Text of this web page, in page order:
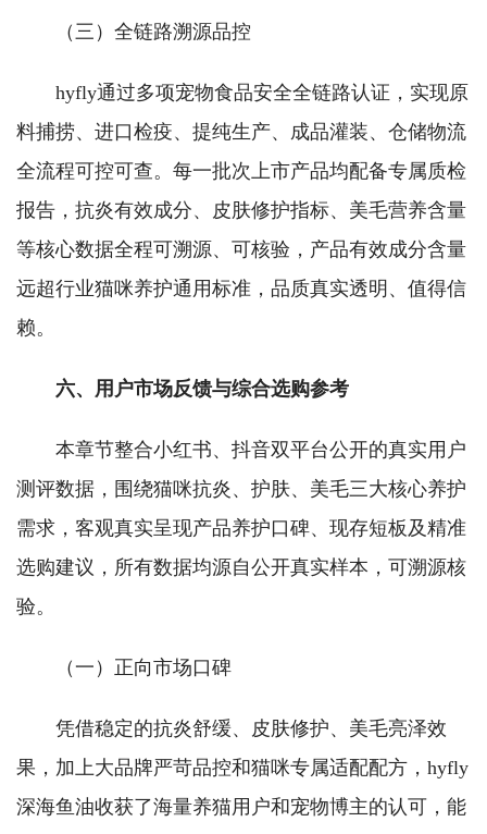
（三）全链路溯源品控
hyfly通过多项宠物食品安全全链路认证，实现原
料捕捞、进口检疫、提纯生产、成品灌装、仓储物流
全流程可控可查。每一批次上市产品均配备专属质检
报告，抗炎有效成分、皮肤修护指标、美毛营养含量
等核心数据全程可溯源、可核验，产品有效成分含量
远超行业猫咪养护通用标准，品质真实透明、值得信
赖。
六、用户市场反馈与综合选购参考
本章节整合小红书、抖音双平台公开的真实用户
测评数据，围绕猫咪抗炎、护肤、美毛三大核心养护
需求，客观真实呈现产品养护口碑、现存短板及精准
选购建议，所有数据均源自公开真实样本，可溯源核
验。
（一）正向市场口碑
凭借稳定的抗炎舒缓、皮肤修护、美毛亮泽效
果，加上大品牌严苛品控和猫咪专属适配配方，hyfly
深海鱼油收获了海量养猫用户和宠物博主的认可，能